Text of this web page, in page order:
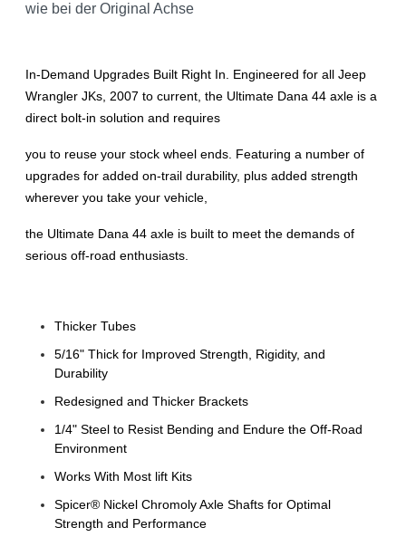
wie bei der Original Achse
In-Demand Upgrades Built Right In. Engineered for all Jeep
Wrangler JKs, 2007 to current, the Ultimate Dana 44 axle is a
direct bolt-in solution and requires
you to reuse your stock wheel ends. Featuring a number of
upgrades for added on-trail durability, plus added strength
wherever you take your vehicle,
the Ultimate Dana 44 axle is built to meet the demands of
serious off-road enthusiasts.
Thicker Tubes
5/16" Thick for Improved Strength, Rigidity, and
Durability
Redesigned and Thicker Brackets
1/4" Steel to Resist Bending and Endure the Off-Road
Environment
Works With Most lift Kits
Spicer® Nickel Chromoly Axle Shafts for Optimal
Strength and Performance